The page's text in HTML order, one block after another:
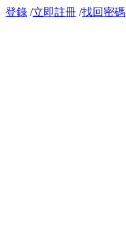
登錄 /立即註冊 /找回密碼